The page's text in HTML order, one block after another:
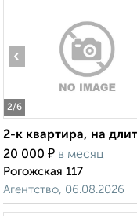
2/6
‹
2-к квартира, на
20 000 ₽ в месяц
Рогожская 117
Агентство, 06.08.2026